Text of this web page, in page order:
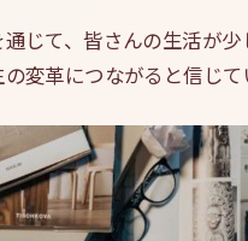
じて、皆さんの生活が
変革につながると信じて